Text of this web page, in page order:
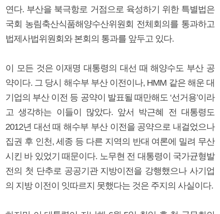
연다. 부산을 북극항로 거점으로 육성하기 위한 특별법은
국회 농림축산식품해양수산위원회 전체회의를 통과하고
법제사법위원회와 본회의 통과를 앞두고 있다.
이 모든 것은 이재명 대통령의 대선 때 해양수도 부산 공
약이다. 그 당시 해수부 부산 이전이나, HMM 같은 해운 대
기업의 부산 이전 등 공약이 발표될 때만해도 ‘선거용’이라
고 생각하는 이들이 많았다. 앞서 박근혜 전 대통령도
2012년 대선 때 해수부 부산 이전을 공약으로 내걸었으나
집권 후 인천, 세종 등 다른 지역의 반대 여론에 밀려 무산
시킨 바 있었기 때문이다. 노무현 전 대통령이 국가균형발
전의 첫 단추로 공공기관 지방이전을 강행했으나 사기업
의 지방 이전이 잇따르지 못했다는 것은 주지의 사실이다.